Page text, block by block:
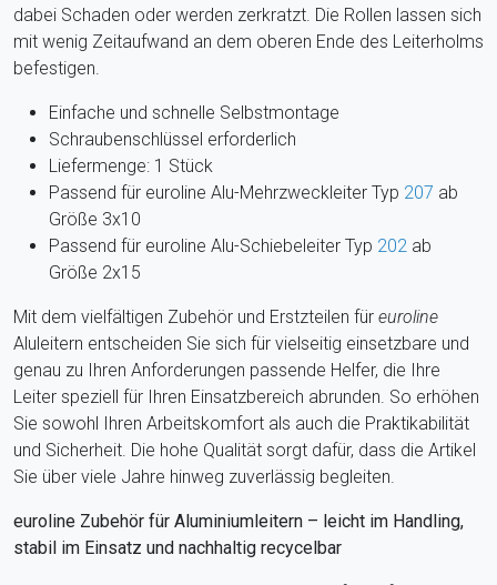
dabei Schaden oder werden zerkratzt. Die Rollen lassen sich
mit wenig Zeitaufwand an dem oberen Ende des Leiterholms
befestigen.
Einfache und schnelle Selbstmontage
Schraubenschlüssel erforderlich
Liefermenge: 1 Stück
Passend für euroline Alu-Mehrzweckleiter Typ 207 ab
Größe 3x10
Passend für euroline Alu-Schiebeleiter Typ 202 ab
Größe 2x15
Mit dem vielfältigen Zubehör und Erstzteilen für euroline
Aluleitern entscheiden Sie sich für vielseitig einsetzbare und
genau zu Ihren Anforderungen passende Helfer, die Ihre
Leiter speziell für Ihren Einsatzbereich abrunden. So erhöhen
Sie sowohl Ihren Arbeitskomfort als auch die Praktikabilität
und Sicherheit. Die hohe Qualität sorgt dafür, dass die Artikel
Sie über viele Jahre hinweg zuverlässig begleiten.
euroline Zubehör für Aluminiumleitern – leicht im Handling,
stabil im Einsatz und nachhaltig recycelbar